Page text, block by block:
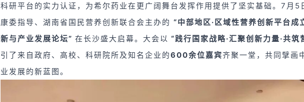
科研平台的实力认证，为希尔药业在更广阔舞台发挥作用提供了坚实基础。7月5
康委指导、湖南省国民营养创新联合会主办的 “中部地区·区域性营养创新平台成
新与产业发展论坛” 在长沙盛大启幕。大会以 “践行国家战略·汇聚创新力量·共
引了来自政府、高校、科研院所及知名企业的600余位嘉宾齐聚一堂，共同擘画
业发展的新蓝图。